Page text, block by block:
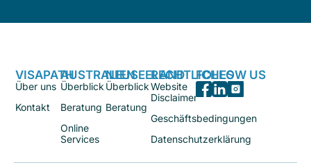
VISAPATH
Über uns
Kontakt
AUSTRALIEN
Überblick
Beratung
Online
Services
NEUSEELAND
Überblick
Beratung
RECHTLICHES
Website
Disclaimer
Geschäftsbedingungen
Datenschutzerklärung
FOLLOW US